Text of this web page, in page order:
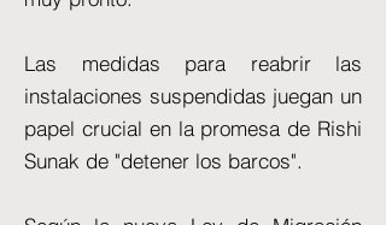
Las medidas para reabrir las
instalaciones suspendidas juegan un
papel crucial en la promesa de Rishi
Sunak de "detener los barcos".